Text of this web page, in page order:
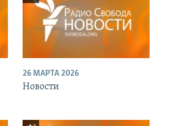
26 МАРТА 2026
Новости